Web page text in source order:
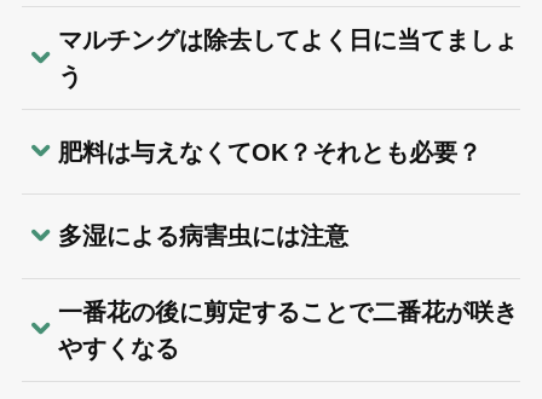
マルチングは除去してよく日に当てましょ
う
肥料は与えなくてOK？それとも必要？
多湿による病害虫には注意
一番花の後に剪定することで二番花が咲き
やすくなる